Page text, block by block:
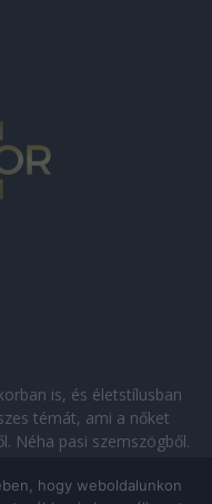
is, és életstílusban
témát, ami a nőket
Néha pasi szemszögből.
hogy weboldalunkon